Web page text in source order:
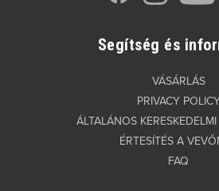
Segítség és
VÁSÁRLÁS
PRIVACY
ÁLTALÁNOS KERESKEDELMI
ÉRTESÍTÉS A
FAQ